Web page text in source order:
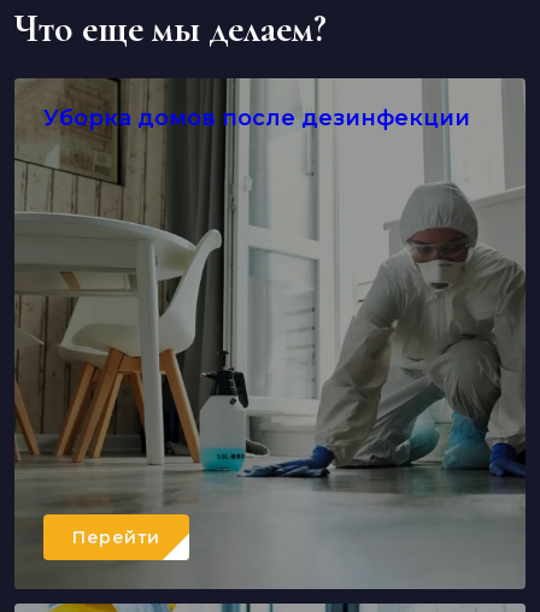
Что еще мы делаем?
Уборка домов после дезинфекции
Перейти